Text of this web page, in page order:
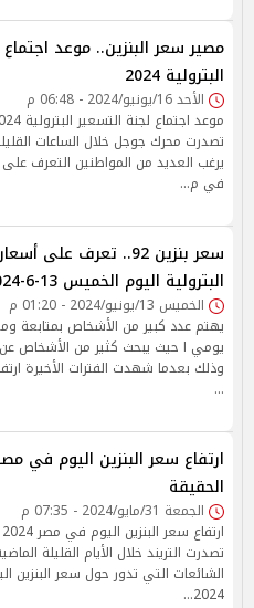
مصير سعر البنزين.. موعد
البترولية 2024
الأحد 16/يونيو/2024 - 06:48 م
تصدرت محرك جوجل خلال الساعات
يرغب العديد من المواطنين التعرف
في م…
سعر بنزين 92.. تعرف على
البترولية اليوم الخميس 13-6-2024
الخميس 13/يونيو/2024 - 01:20 م
يهتم عدد كبير من الأشخاص بمتابعة
وذلك بعدما شهدت الفترات الأخيرة
…
الحقيقة
الجمعة 31/مايو/2024 - 07:35 م
تصدرت التريند خلال الأيام القليلة
الشائعات التي تدور حول سعر البنزين
2024…